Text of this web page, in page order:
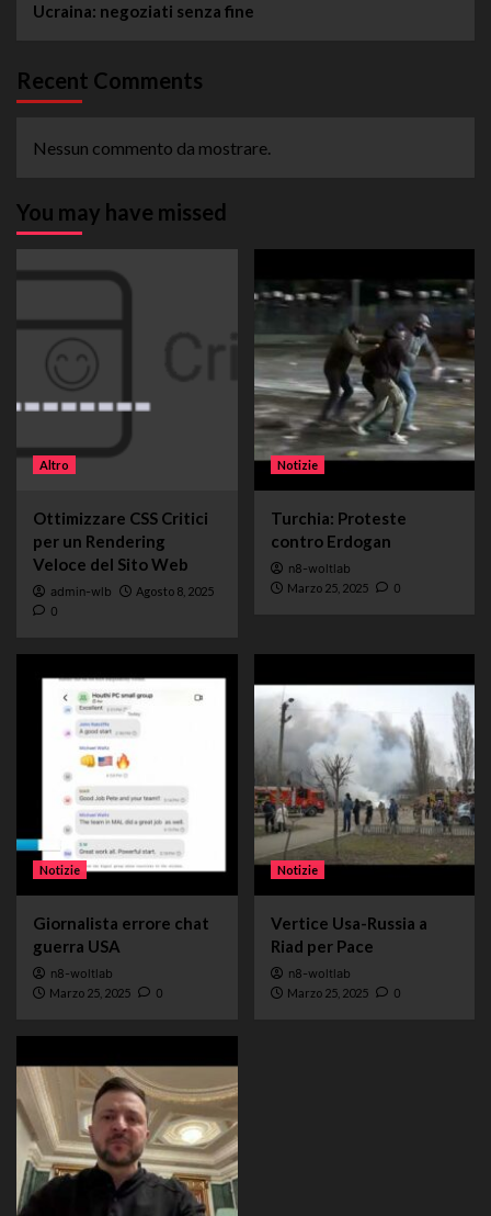
Ucraina: negoziati senza fine
Recent Comments
Nessun commento da mostrare.
You may have missed
Altro
Ottimizzare CSS Critici
per un Rendering
Veloce del Sito Web
admin-wlb Agosto 8, 2025
0
Notizie
Turchia: Proteste
contro Erdogan
n8-woltlab
Marzo 25, 2025 0
Notizie
Giornalista errore chat
guerra USA
n8-woltlab
Marzo 25, 2025 0
Notizie
Vertice Usa-Russia a
Riad per Pace
n8-woltlab
Marzo 25, 2025 0